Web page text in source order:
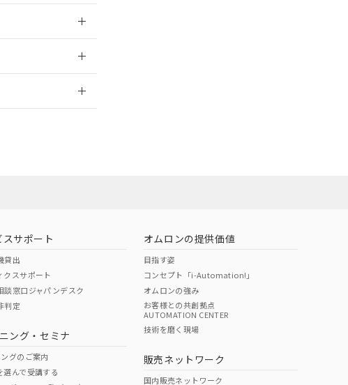
O O
スサポート
貸出
クスサポート
談窓口ジャパンデスク
判定
ング・セミナ
グのご案内
選んで受講する
オムロンの提供価値
目指す姿
コンセプト「i-Automation!」
オムロンの強み
お客様との共創拠点
AUTOMATION CENTER
技術を磨く現場
販売ネットワーク
国内販売ネットワーク